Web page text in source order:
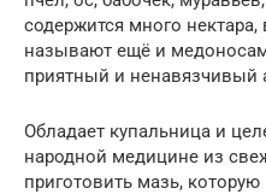
содержится много нектара,
называют ещё и
приятный и ненавязчивый
Обладает купальница и
народной медицине из
приготовить мазь,